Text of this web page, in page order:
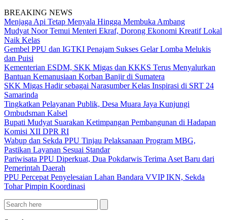
BREAKING NEWS
Menjaga Api Tetap Menyala Hingga Membuka Ambang
Mudyat Noor Temui Menteri Ekraf, Dorong Ekonomi Kreatif Lokal
Naik Kelas
Gembel PPU dan IGTKI Penajam Sukses Gelar Lomba Melukis
dan Puisi
Kementerian ESDM, SKK Migas dan KKKS Terus Menyalurkan
Bantuan Kemanusiaan Korban Banjir di Sumatera
SKK Migas Hadir sebagai Narasumber Kelas Inspirasi di SRT 24
Samarinda
Tingkatkan Pelayanan Publik, Desa Muara Jaya Kunjungi
Ombudsman Kalsel
Bupati Mudyat Suarakan Ketimpangan Pembangunan di Hadapan
Komisi XII DPR RI
Wabup dan Sekda PPU Tinjau Pelaksanaan Program MBG,
Pastikan Layanan Sesuai Standar
Pariwisata PPU Diperkuat, Dua Pokdarwis Terima Aset Baru dari
Pemerintah Daerah
PPU Percepat Penyelesaian Lahan Bandara VVIP IKN, Sekda
Tohar Pimpin Koordinasi